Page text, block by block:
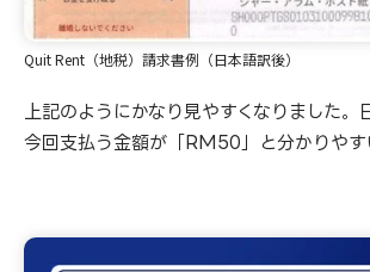
Quit Rent（地税）請求書例（日本語訳後）
上記のようにかなり見やすくなりました。
今回支払う金額が「RM50」と分かりやす